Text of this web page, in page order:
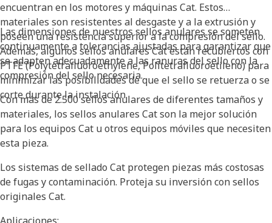
encuentran en los motores y máquinas Cat. Estos
materiales son resistentes al desgaste y a la extrusión y
poseen una resistencia superior a la compresión del sello.
Además, algunos sellos anulares Cat están recubiertos con
PTFE (Polytetrafluoroethylene, Politetrafluoroetileno) para
minimizar las posibilidades de que el sello se retuerza o se
corte durante la instalación.
Las dimensiones de nuestros sellos anulares se someten
continuamente a tolerancias ajustadas para garantizar que
se adapten adecuadamente a las ranuras del sello con la
compresión del sello necesaria.
Con más de 2.500 sellos anulares de diferentes tamaños y
materiales, los sellos anulares Cat son la mejor solución
para los equipos Cat u otros equipos móviles que necesiten
esta pieza.
Los sistemas de sellado Cat protegen piezas más costosas
de fugas y contaminación. Proteja su inversión con sellos
originales Cat.